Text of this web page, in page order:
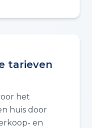
tarieven
het
huis door
en